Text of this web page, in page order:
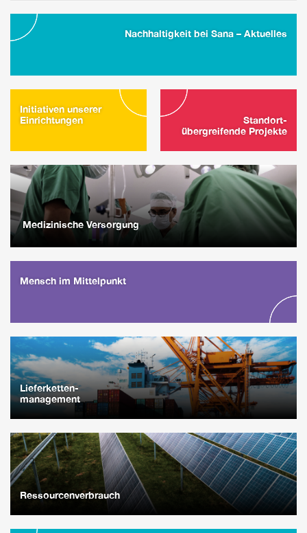
Nachhaltigkeit bei Sana – Aktuelles
Initiativen unserer
Einrichtungen
Standort-
übergreifende Projekte
Medizinische Versorgung
Mensch im Mittelpunkt
Lieferketten-
management
Ressourcenverbrauch